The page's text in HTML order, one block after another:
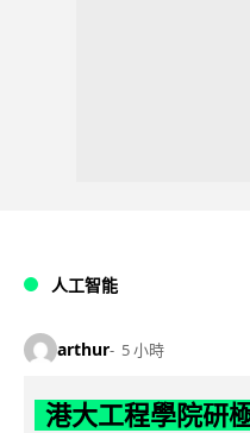
人工智能
arthur 5 小時
港大工程學院研